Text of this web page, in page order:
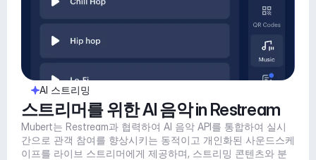
AI 스트리밍
스트리머를 위한 AI 음악 in Restream
Mubert는 Restream과 협력하여 AI 음악 API를 통합하여 실시
간으로 관객 참여를 향상시키는 동적이고 개인화된 사운드스케
이프를 라이브 스트리머에게 제공하며, 스트리밍 콘텐츠와 분